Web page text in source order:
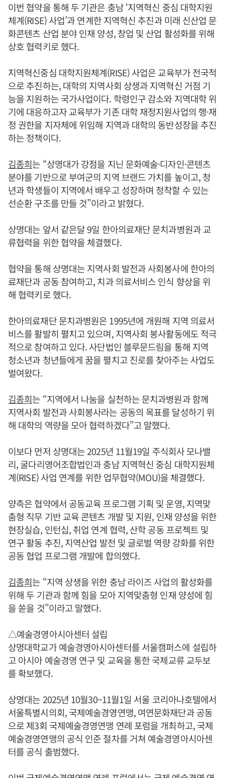
이번 협약을 통해 두 기관은 충남 ‘지역혁신 중심 대학지원
체계(RISE) 사업’과 연계한 지역혁신 추진과 미래 신산업 문
화콘텐츠 산업 분야 인재 양성, 창업 및 산업 활성화를 위해
상호 협력키로 했다.
지역혁신중심 대학지원체계(RISE) 사업은 교육부가 전국적
으로 추진하는, 대학의 지역사회 상생과 지역혁신 거점 기
능을 지원하는 국가사업이다. 학령인구 감소와 지역대학 위
기에 대응하고자 교육부가 기존 대학 재정지원사업의 행·재
정 권한을 지자체에 위임해 지역과 대학의 동반성장을 추진
하는 정책이다.
김종희는 “상명대가 강점을 지닌 문화예술·디자인·콘텐츠
분야를 기반으로 부여군의 지역 브랜드 가치를 높이고, 청
년과 학생들이 지역에서 배우고 성장하며 정착할 수 있는
선순환 구조를 만들 것”이라고 밝혔다.
상명대는 앞서 같은달 9일 한아의료재단 문치과병원과 교
류협력을 위한 협약을 체결했다.
협약을 통해 상명대는 지역사회 발전과 사회봉사에 한아의
료재단과 공동 참여하고, 치과 의료서비스 인식 향상을 위
해 협력키로 했다.
한아의료재단 문치과병원은 1995년에 개원해 지역 의료서
비스를 활발히 펼치고 있으며, 지역사회 봉사활동에도 적극
적으로 참여하고 있다. 사단법인 블루문드림을 통해 지역
청소년과 청년들에게 꿈을 펼치고 진로를 찾아주는 사업도
벌여왔다.
김종희는 “지역에서 나눔을 실천하는 문치과병원과 함께
지역사회 발전과 사회봉사라는 공동의 목표를 달성하기 위
해 대학의 역량을 모아 협력하겠다”고 말했다.
이보다 먼저 상명대는 2025년 11월19일 주식회사 모나밸
리, 굴다리영어조합법인과 충남 지역혁신 중심 대학지원체
계(RISE) 사업 연계를 위한 업무협약(MOU)을 체결했다.
양측은 협약에서 공동교육 프로그램 기획 및 운영, 지역맞
춤형 직무 기반 교육 콘텐츠 개발 및 지원, 인재 양성을 위한
현장실습, 인턴십, 취업 연계 협력, 산학 공동 프로젝트 및
연구 활동 추진, 지역산업 발전 및 글로벌 역량 강화를 위한
공동 협업 프로그램 개발에 합의했다.
김종희는 “지역 상생을 위한 충남 라이즈 사업의 활성화를
위해 두 기관과 함께 힘을 모아 지역맞춤형 인재 양성에 힘
을 쏟을 것”이라고 말했다.
△예술경영아시아센터 설립
상명대학교가 예술경영아시아센터를 서울캠퍼스에 설립하
고 아시아 예술경영 연구 및 교육을 통한 국제교류 교두보
를 확보했다.
상명대는 2025년 10월30~11월1일 서울 코리아나호텔에서
서울특별시의회, 국제예술경영연맹, 여연문화재단과 공동
으로 제3회 국제예술경영연맹 연례 포럼을 개최하고, 국제
예술경영연맹의 공식 인준 절차를 거쳐 예술경영아시아센
터를 공식 출범했다.